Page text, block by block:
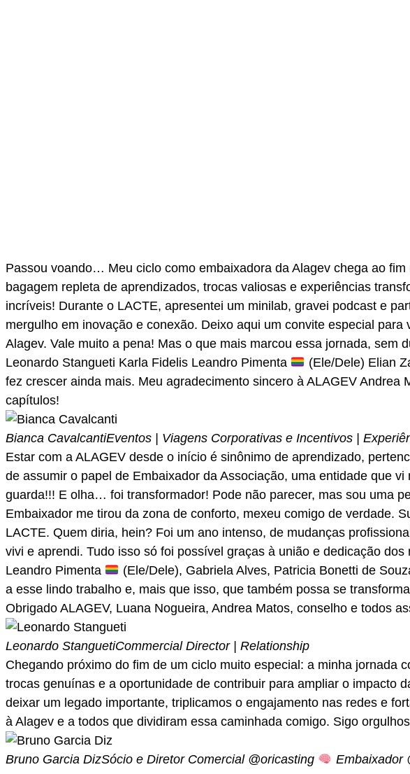
Passou voando… Meu ciclo como embaixadora da Alagev chega ao
bagagem repleta de aprendizados, trocas valiosas e experiências
incríveis! Durante o LACTE, apresentei um minilab, gravei podcast e
mergulho em inovação e conexão. Deixo aqui um convite especial
Alagev. Vale muito a pena! Mas o que mais marcou essa jornada,
Leonardo Stangueti Karla Fidelis Leandro Pimenta
(Ele/Dele) Elian
fez crescer ainda mais. Meu agradecimento sincero à ALAGEV
capítulos!
Bianca CavalcantiEventos | Viagens Corporativas e Incentivos |
Estar com a ALAGEV desde o início é sinônimo de aprendizado,
de assumir o papel de Embaixador da Associação, uma entidade que
guarda!!! E olha… foi transformador! Pode não parecer, mas sou uma
Embaixador me tirou da zona de conforto, mexeu comigo de verdade.
LACTE. Quem diria, hein? Foi um ano intenso, de mudanças
vivi e aprendi. Tudo isso só foi possível graças à união e dedicação
Leandro Pimenta
(Ele/Dele), Gabriela Alves, Patricia Bonetti de
a esse lindo trabalho e, mais que isso, que também possa se
Obrigado ALAGEV, Luana Nogueira, Andrea Matos, conselho e todos
Leonardo StanguetiCommercial Director | Relationship
Chegando próximo do fim de um ciclo muito especial: a minha jornada
trocas genuínas e a oportunidade de contribuir para ampliar o impacto
deixar um legado importante, triplicamos o engajamento nas redes e
à Alagev e a todos que dividiram essa caminhada comigo. Sigo
Bruno Garcia DizSócio e Diretor Comercial @oricasting Embaixador